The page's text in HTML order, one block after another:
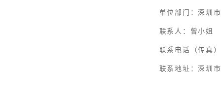
单位部门：深圳
联系人：曾小姐
联系电话（传真
联系地址：深圳